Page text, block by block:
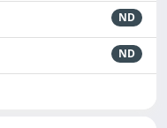
ND
ND